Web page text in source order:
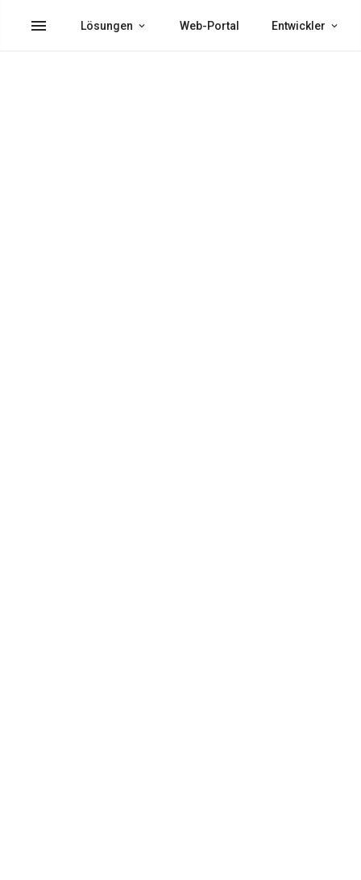
menu Lösungen Web-Portal Entwickler